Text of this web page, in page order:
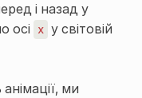
і назад у
осі
x у світовій
ми